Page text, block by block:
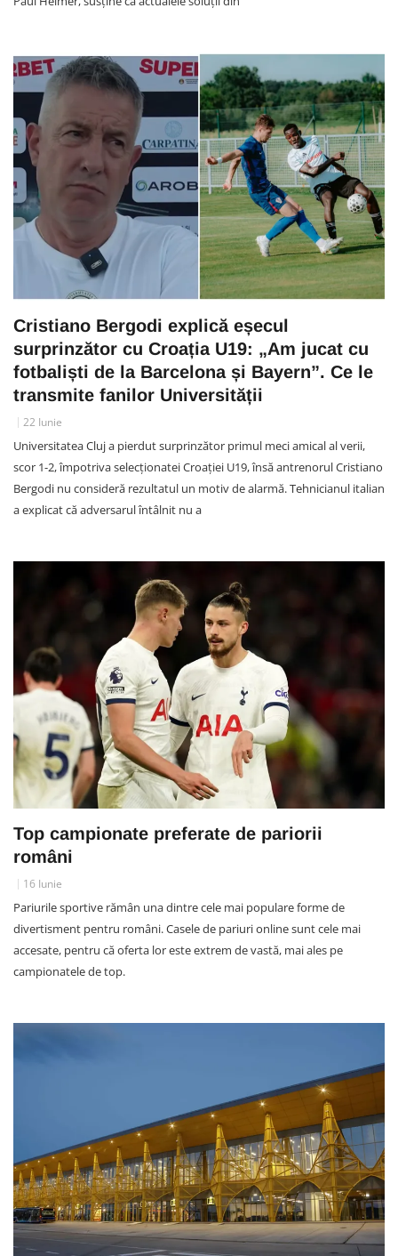
Cristiano Bergodi explică eșecul
surprinzător cu Croația U19: „Am jucat cu
fotbaliști de la Barcelona și Bayern”. Ce le
transmite fanilor Universității
22 Iunie
Universitatea Cluj a pierdut surprinzător primul meci amical al verii,
scor 1-2, împotriva selecționatei Croației U19, însă antrenorul Cristiano
Bergodi nu consideră rezultatul un motiv de alarmă. Tehnicianul italian
a explicat că adversarul întâlnit nu a
Top campionate preferate de pariorii
români
16 Iunie
Pariurile sportive rămân una dintre cele mai populare forme de
divertisment pentru români. Casele de pariuri online sunt cele mai
accesate, pentru că oferta lor este extrem de vastă, mai ales pe
campionatele de top.